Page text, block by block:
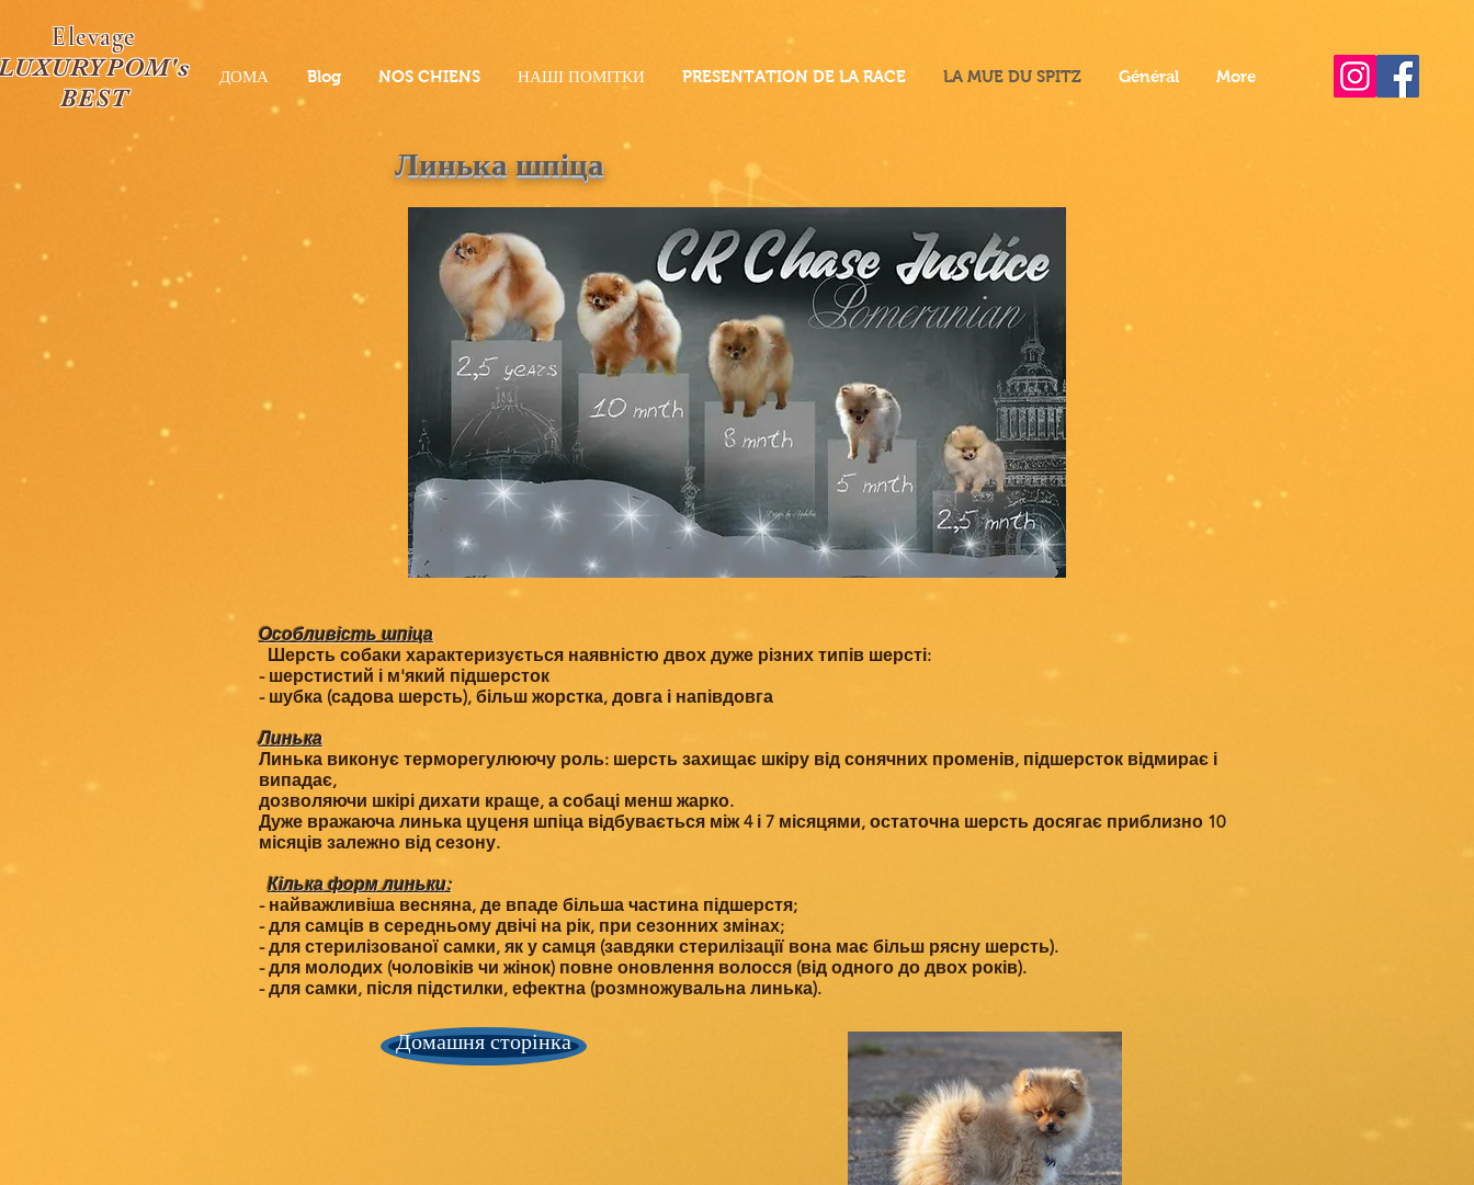
ДОМА Blog NOS CHIENS НАШІ ПОМІТКИ PRESENTATION DE LA RACE LA MUE DU SPITZ Général More
Elevage
BEST
Линька шпіца
Особливість шпіца
Шерсть собаки характеризується наявністю двох дуже різних типів шерсті:
- шерстистий і м'який підшерсток
- шубка (садова шерсть), більш жорстка, довга і напівдовга
Линька
Линька виконує терморегулюючу роль: шерсть захищає шкіру від сонячних променів, підшерсток відмирає і
випадає,
дозволяючи шкірі дихати краще, а собаці менш жарко.
Дуже вражаюча линька цуценя шпіца відбувається між 4 і 7 місяцями, остаточна шерсть досягає приблизно 10
місяців залежно від сезону.
Кілька форм линьки:
- найважливіша весняна, де впаде більша частина підшерстя;
- для самців в середньому двічі на рік, при сезонних змінах;
- для стерилізованої самки, як у самця (завдяки стерилізації вона має більш рясну шерсть).
- для молодих (чоловіків чи жінок) повне оновлення волосся (від одного до двох років).
- для самки, після підстилки, ефектна (розмножувальна линька).
Домашня сторінка